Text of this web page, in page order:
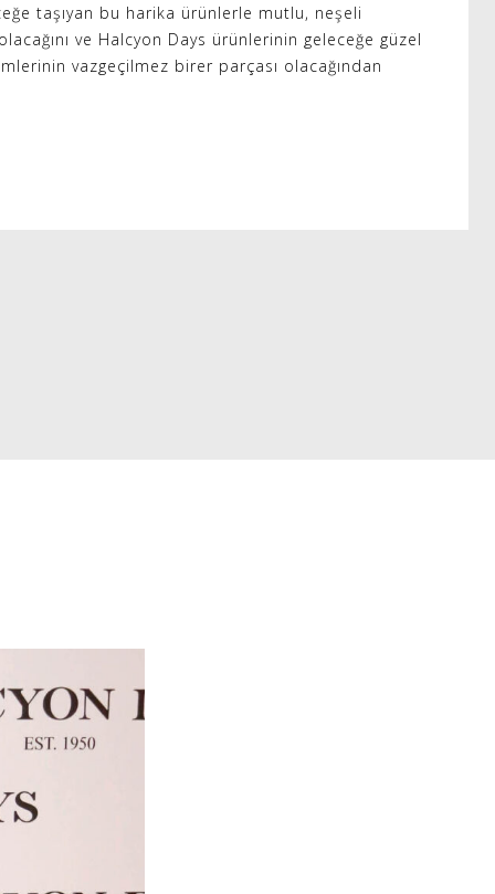
taşıyan bu harika ürünlerle mutlu, neşeli
ve Halcyon Days ürünlerinin geleceğe güzel
vazgeçilmez birer parçası olacağından